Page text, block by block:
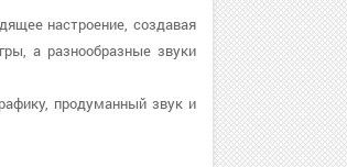
настроение, создавая
а разнообразные звуки
продуманный звук и